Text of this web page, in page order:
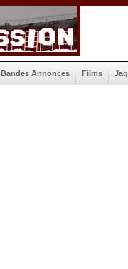
Bandes Annonces Films